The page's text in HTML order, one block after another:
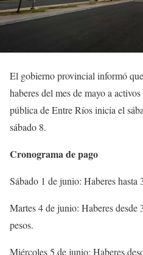
El gobierno provincial informó
haberes del mes de mayo a
pública de Entre Ríos inicia el
sábado 8.
Cronograma de pago
Sábado 1 de junio: Haberes hasta
Martes 4 de junio: Haberes desde
pesos.
Miércoles 5 de junio: Haberes